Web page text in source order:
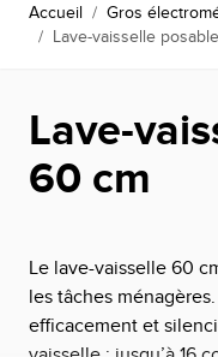
Accueil / Gros
/ Lave-vaisselle
Lave-
60 cm
Le lave-vaisselle 60
les tâches
efficacement et